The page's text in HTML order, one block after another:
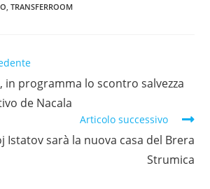
TRANSFERROOM
in programma lo scontro salvezza
de Nacala
Articolo successivo
Istatov sarà la nuova casa del Brera
Strumica